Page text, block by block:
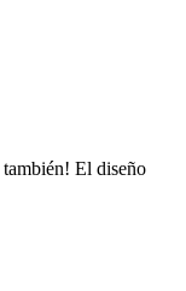
El diseño